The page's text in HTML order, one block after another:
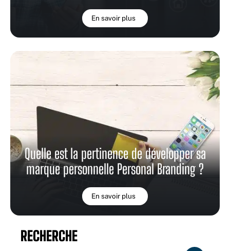
En savoir plus
Quelle est la pertinence de développer sa
marque personnelle Personal Branding ?
En savoir plus
RECHERCHE